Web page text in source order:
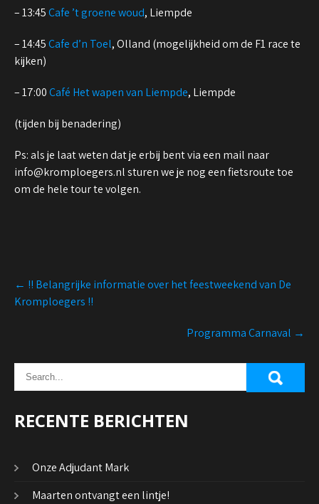
– 13:45Cafe ’t groene woud, Liempde
– 14:45Cafe d’n Toel, Olland (mogelijkheid om de F1 race te
kijken)
– 17:00Café Het wapen van Liempde, Liempde
(tijden bij benadering)
Ps: als je laat weten dat je erbij bent via een mail naar
info@kromploegers.nl sturen we je nog een fietsroute toe
om de hele tour te volgen.
Post
navigation
← !! Belangrijke informatie over het feestweekend van De
Kromploegers !!
Programma Carnaval →
RECENTE BERICHTEN
Onze Adjudant Mark
Maarten ontvangt een lintje!